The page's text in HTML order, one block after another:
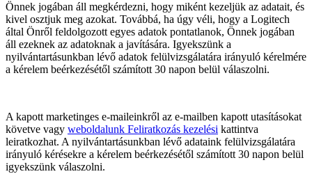
Önnek jogában áll megkérdezni, hogy miként kezeljük az adatait, és
kivel osztjuk meg azokat. Továbbá, ha úgy véli, hogy a Logitech
által Önről feldolgozott egyes adatok pontatlanok, Önnek jogában
áll ezeknek az adatoknak a javítására. Igyekszünk a
nyilvántartásunkban lévő adatok felülvizsgálatára irányuló kérelmére
a kérelem beérkezésétől számított 30 napon belül válaszolni.
A kapott marketinges e-maileinkről az e-mailben kapott utasításokat
követve vagy weboldalunk Feliratkozás kezelési kattintva
leiratkozhat. A nyilvántartásunkban lévő adataink felülvizsgálatára
irányuló kérésekre a kérelem beérkezésétől számított 30 napon belül
igyekszünk válaszolni.